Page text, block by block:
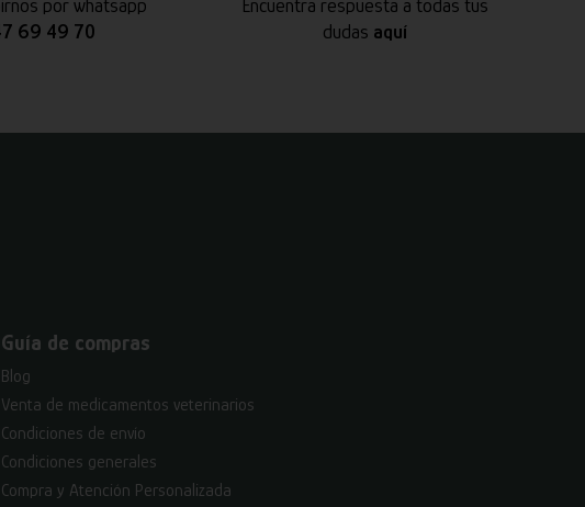
por whatsapp
69 49 70
Encuentra respuesta a todas tus
dudas aquí
Guía de compras
Blog
Venta de medicamentos veterinarios
Condiciones de envío
Condiciones generales
Compra y Atención Personalizada